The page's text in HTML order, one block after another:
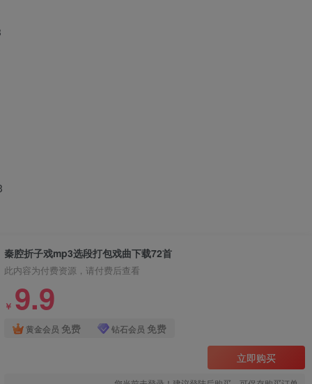
秦腔折子戏mp3选段打包戏曲下载72首
此内容为付费资源，请付费后查看
￥ 9.9
黄金会员 免费 钻石会员 免费
立即购买